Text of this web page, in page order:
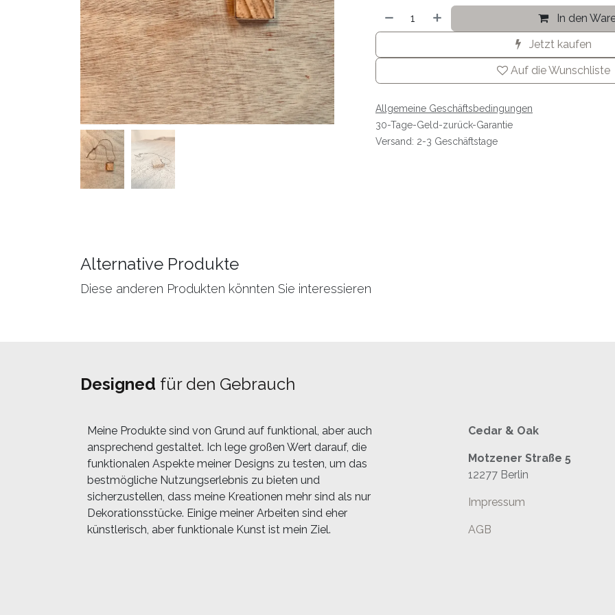
In den
Jetzt kaufen
Auf die Wunschliste
Allgemeine Geschäftsbedingungen
30-Tage-Geld-zurück-Garantie
Versand: 2-3 Geschäftstage
Alternative Produkte
Diese anderen Produkten könnten Sie interessieren
Designed für den Gebrauch
Meine Produkte sind von Grund auf funktional, aber auch
ansprechend gestaltet. Ich lege großen Wert darauf, die
funktionalen Aspekte meiner Designs zu testen, um das
bestmögliche Nutzungserlebnis zu bieten und
sicherzustellen, dass meine Kreationen mehr sind als nur
Dekorationsstücke. Einige meiner Arbeiten sind eher
künstlerisch, aber funktionale Kunst ist mein Ziel.
Cedar & Oak
Motzener Straße 5
12277 Berlin
Impressum
AGB